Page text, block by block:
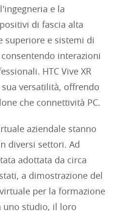
e la
di fascia alta
superiore e sistemi di
interazioni
HTC Vive XR
versatilità, offrendo
che connettività PC.
aziendale stanno
diversi settori. Ad
adottata da circa
a dimostrazione del
per la formazione
uno studio, il loro